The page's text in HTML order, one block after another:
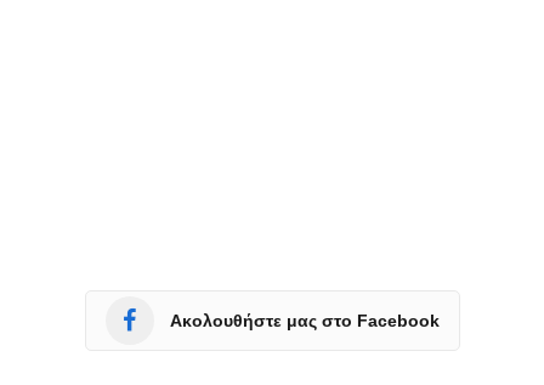
Ακολουθήστε μας στο Facebook